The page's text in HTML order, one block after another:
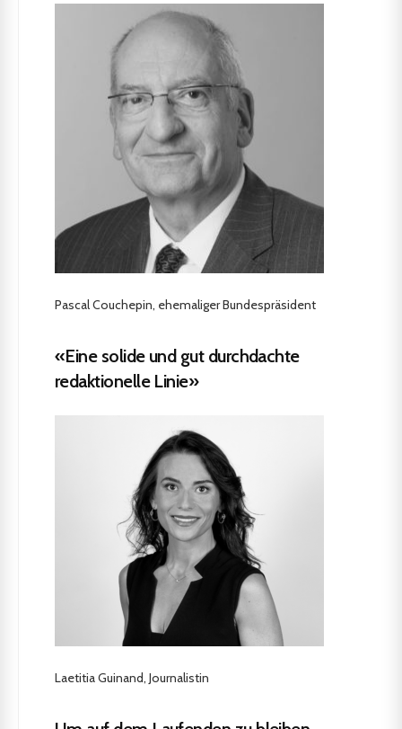
Pascal Couchepin, ehemaliger Bundespräsident
«Eine solide und gut durchdachte
redaktionelle Linie»
Laetitia Guinand, Journalistin